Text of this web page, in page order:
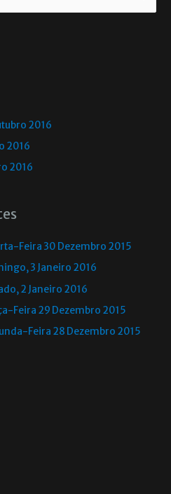
2016
2016
2016
Feira 30 Dezembro 2015
3 Janeiro 2016
2 Janeiro 2016
Feira 29 Dezembro 2015
Feira 28 Dezembro 2015